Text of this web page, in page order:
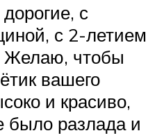
с
с 2-летием
Желаю, чтобы
вашего
и красиво,
было разлада и